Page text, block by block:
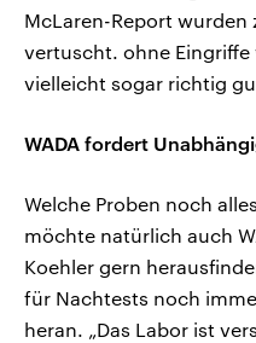
McLaren-Report wurden
vertuscht. ohne
vielleicht sogar richtig
WADA fordert
Welche Proben noch
möchte natürlich auch
Koehler gern
für Nachtests noch
heran. „Das Labor ist